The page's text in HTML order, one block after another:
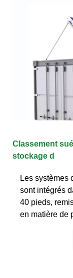
Classement
stockage d
Les systèmes
sont intégrés
40 pieds,
en matière de